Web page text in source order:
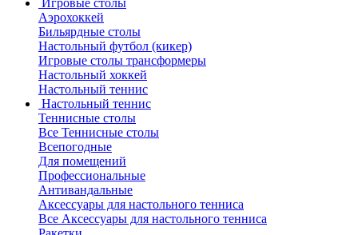
Игровые столы
Аэрохоккей
Бильярдные столы
Настольный футбол (кикер)
Игровые столы трансформеры
Настольный хоккей
Настольный теннис
Настольный теннис
Теннисные столы
Все Теннисные столы
Всепогодные
Для помещений
Профессиональные
Антивандальные
Аксессуары для настольного тенниса
Все Аксессуары для настольного тенниса